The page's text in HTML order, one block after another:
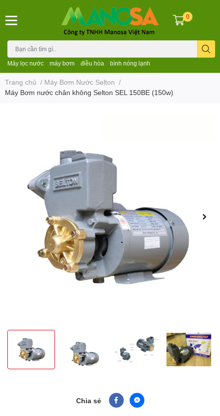
Máy lọc nước máy bơm điều hòa bình nóng lạnh
0
Trang chủ / Máy Bơm Nước Selton /
Máy Bơm nước chân không Selton SEL 150BE (150w)
Chia sẻ